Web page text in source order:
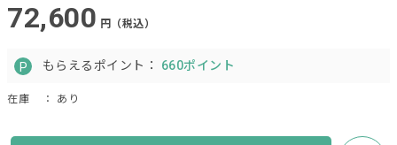
72,600 円（税込）
もらえるポイント： 660ポイント
在庫 ： あり